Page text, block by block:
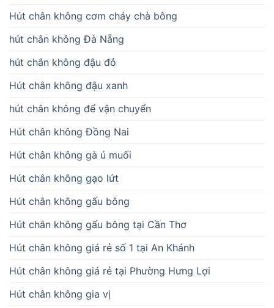
Hút chân không cơm cháy chà bông
hút chân không Đà Nẵng
hút chân không đậu đỏ
Hút chân không đậu xanh
hút chân không để vận chuyển
Hút chân không Đồng Nai
Hút chân không gà ủ muối
Hút chân không gạo lứt
Hút chân không gấu bông
Hút chân không gấu bông tại Cần Thơ
Hút chân không giá rẻ số 1 tại An Khánh
Hút chân không giá rẻ tại Phường Hưng Lợi
Hút chân không gia vị